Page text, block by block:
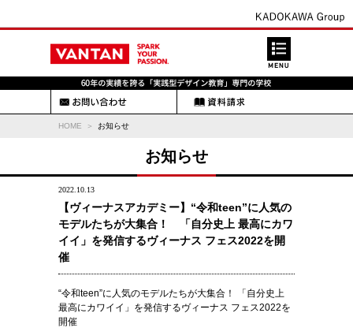
HOME お知らせ
お知らせ
2022.10.13
【ヴィーナスアカデミー】“令和teen”に人気の
モデルたちが大集合！ 「自分史上 最高にカワ
イイ」を発信するヴィーナス フェス2022を開
催
“令和teen”に人気のモデルたちが大集合！ 「自分史上
最高にカワイイ」を発信するヴィーナス フェス2022を
開催